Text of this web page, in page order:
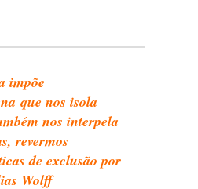
impõe
que nos isola
nos interpela
revermos
de exclusão por
Wolff